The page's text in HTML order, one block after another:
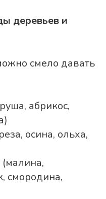
деревьев и
смело давать
абрикос,
осина, ольха,
смородина,